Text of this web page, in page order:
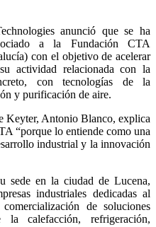
anunció que se ha
a la Fundación CTA
con el objetivo de acelerar
actividad relacionada con la
con tecnologías de la
y purificación de aire.
Keyter, Antonio Blanco, explica
“porque lo entiende como una
industrial y la innovación
sede en la ciudad de Lucena,
industriales dedicadas al
de soluciones
calefacción, refrigeración,